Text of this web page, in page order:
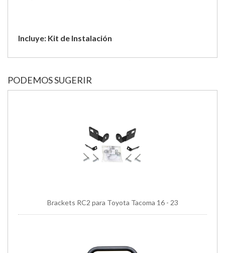
Incluye: Kit de Instalación
PODEMOS SUGERIR
Brackets RC2 para Toyota Tacoma 16 - 23